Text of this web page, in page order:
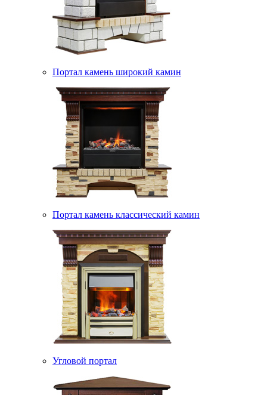
Портал камень широкий камин
Портал камень классический камин
Угловой портал